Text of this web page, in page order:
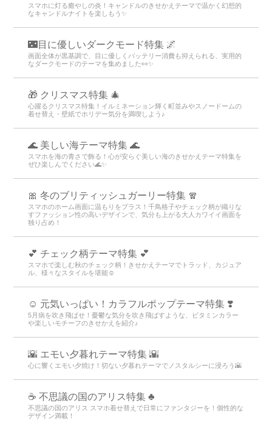
スマホに灯る癒やしの炎！キャンドルのきせかえテーマで温かく幻想的
なキャンドルナイトを楽しもう️✨️
🌃目に優しいダークモード特集 🌌
画面全体が黒基調で、目に優しくバッテリー消費も抑えられる、実用的
なダークモードのテーマを集めました👀✨
🎁 クリスマス特集 🎄
心躍るクリスマス特集！イルミネーション輝く町並みやスノードームの
着せ替え・壁紙でホリデー気分を満喫しよう♪
🌊 美しい海テーマ特集 🌊
スマホを海の青さで飾る！心が安らぐ美しい海のきせかえテーマ特集を
ぜひ楽しんでください🌊✨
🎀 冬のブリティッシュガーリー特集 🧣
スマホのホーム画面に温もりをプラス！千鳥格子やチェック柄が織りな
すファッション性の高いデザインで、気分も上がる大人カワイイ画面を
独り占め！
💕 チェック柄テーマ特集 💕
スマホで楽しむ秋のチェック柄！きせかえテーマでトラッド、カジュア
ル、様々なスタイルを堪能☺️
☺️ 元気いっぱい！カラフルポップテーマ特集 ❣️
5月病を吹き飛ばせ！憂鬱な気分を吹き飛ばすような、ビタミンカラー
や楽しいモチーフのきせかえを紹介♪
🌇 エモい夕暮れテーマ特集 🌇
心に響くエモい夕焼け！切ない夕暮れテーマでノスタルシーに浸ろう🌇
☕ 不思議の国のアリス特集 ♣
不思議の国のアリス スマホ着せ替えで日常にファンタジーを！個性的な
デザイン満載！